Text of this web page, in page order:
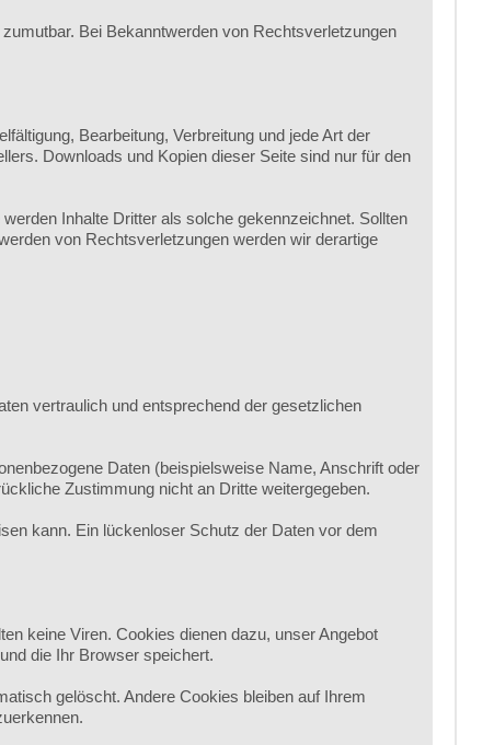
Bei Bekanntwerden von Rechtsverletzungen
Bearbeitung, Verbreitung und jede Art der
Downloads und Kopien dieser Seite sind nur für den
Inhalte Dritter als solche gekennzeichnet. Sollten
von Rechtsverletzungen werden wir derartige
vertraulich und entsprechend der gesetzlichen
Daten (beispielsweise Name, Anschrift oder
Zustimmung nicht an Dritte weitergegeben.
kann. Ein lückenloser Schutz der Daten vor dem
keine Viren. Cookies dienen dazu, unser Angebot
die Ihr Browser speichert.
gelöscht. Andere Cookies bleiben auf Ihrem